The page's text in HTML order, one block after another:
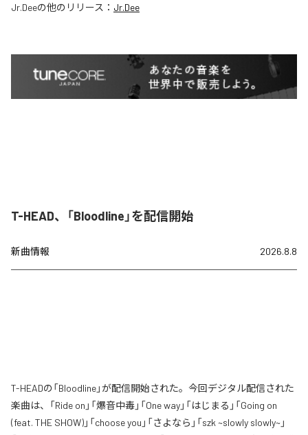
Jr.Deeの他のリリース： Jr.Dee
T-HEAD、「Bloodline」を配信開始
新曲情報 2026.8.8
T-HEADの「Bloodline」が配信開始された。今回デジタル配信された
楽曲は、「Ride on」「爆音中毒」「One way」「はじまる」「Going on
(feat. THE SHOW)」「choose you」「さよなら」「szk ~slowly slowly~」